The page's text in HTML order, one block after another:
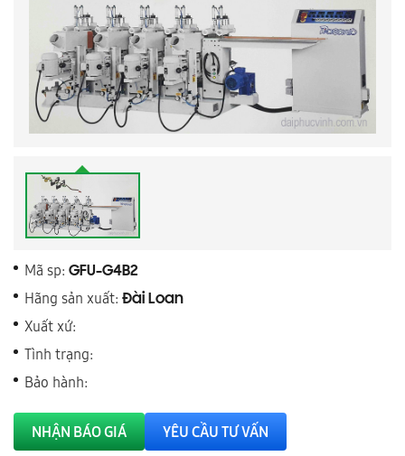
Mã sp: GFU-G4B2
Hãng sản xuất: Đài Loan
Xuất xứ:
Tình trạng:
Bảo hành:
NHẬN BÁO GIÁ YÊU CẦU TƯ VẤN